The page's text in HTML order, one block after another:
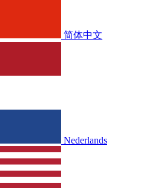
简体中文
Nederlands